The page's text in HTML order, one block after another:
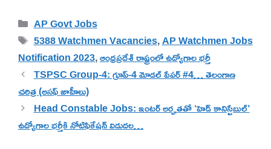
Categories
AP Govt Jobs
Tags
5388 Watchmen Vacancies,AP Watchmen Jobs
Notification 2023,ఆంధ్రప్రదేశ్ రాష్ట్రంలో ఉద్యోగాల భర్తీ
TSPSC Group-4: గ్రూప్-4 మోడల్ పేపర్ #4… తెలంగాణ
చరిత్ర (అసఫ్ జాహీలు)
Head Constable Jobs: ఇంటర్ అర్హతతో ‘హెడ్ కానిస్టేబుల్’
ఉద్యోగాల భర్తీకి నోటిఫికేషన్ విడుదల…